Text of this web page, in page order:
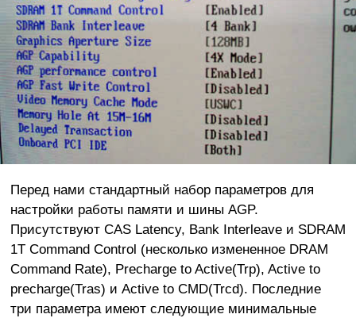
Перед нами стандартный набор параметров для
настройки работы памяти и шины AGP.
Присутствуют CAS Latency, Bank Interleave и SDRAM
1T Command Control (несколько измененное DRAM
Command Rate), Precharge to Active(Trp), Active to
precharge(Tras) и Active to CMD(Trcd). Последние
три параметра имеют следующие минимальные